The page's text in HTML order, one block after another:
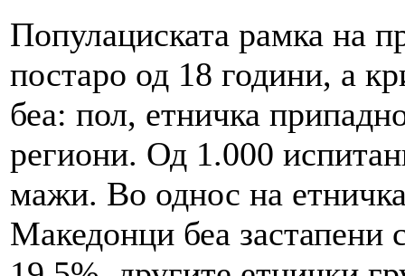
Популациската рамка на
постаро од 18 години, а
беа: пол, етничка
региони. Од 1.000
мажи. Во однос на
Македонци беа застапени